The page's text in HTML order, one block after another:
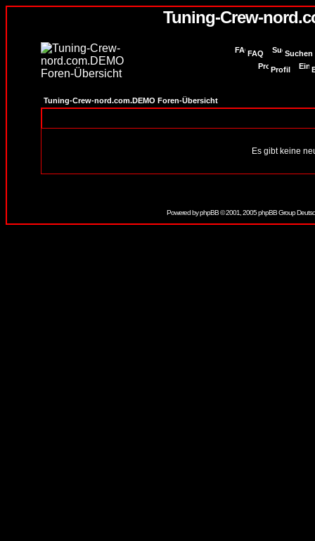
Tuning-Crew-
FAQ
Suchen
Profil
Tuning-Crew-nord.com.DEMO Foren-Übersicht
Es gibt keine
Powered byphpBB© 2001, 2005 phpBB Group